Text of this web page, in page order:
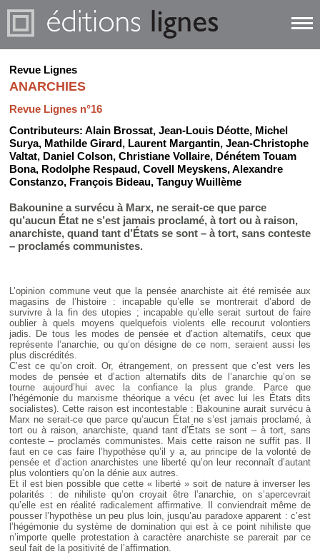
Revue Lignes
ANARCHIES
Revue Lignes n°16
Contributeurs: Alain Brossat, Jean-Louis Déotte, Michel
Surya, Mathilde Girard, Laurent Margantin, Jean-Christophe
Valtat, Daniel Colson, Christiane Vollaire, Dénétem Touam
Bona, Rodolphe Respaud, Covell Meyskens,Alexandre
Constanzo, François Bideau, Tanguy Wuillème
Bakounine a survécu à Marx, ne serait-ce que parce
qu’aucun État ne s’est jamais proclamé, à tort ou à raison,
anarchiste, quand tant d’États se sont – à tort, sans conteste
– proclamés communistes.
L’opinion commune veut que la pensée anarchiste ait été remisée aux
magasins de l’histoire : incapable qu’elle se montrerait d’abord de
survivre à la fin des utopies ; incapable qu’elle serait surtout de faire
oublier à quels moyens quelquefois violents elle recourut volontiers
jadis. De tous les modes de pensée et d’action alternatifs, ceux que
représente l’anarchie, ou qu’on désigne de ce nom, seraient aussi les
plus discrédités.
C’est ce qu’on croit. Or, étrangement, on pressent que c’est vers les
modes de pensée et d’action alternatifs dits de l’anarchie qu’on se
tourne aujourd’hui avec la confiance la plus grande. Parce que
l’hégémonie du marxisme théorique a vécu (et avec lui les États dits
socialistes). Cette raison est incontestable : Bakounine aurait survécu à
Marx ne serait-ce que parce qu’aucun État ne s’est jamais proclamé, à
tort ou à raison, anarchiste, quand tant d’États se sont – à tort, sans
conteste – proclamés communistes. Mais cette raison ne suffit pas. Il
faut en ce cas faire l’hypothèse qu’il y a, au principe de la volonté de
pensée et d’action anarchistes une liberté qu’on leur reconnaît d’autant
plus volontiers qu’on la dénie aux autres.
Et il est bien possible que cette « liberté » soit de nature à inverser les
polarités : de nihiliste qu’on croyait être l’anarchie, on s’apercevrait
qu’elle est en réalité radicalement affirmative. Il conviendrait même de
pousser l’hypothèse un peu plus loin, jusqu’au paradoxe apparent : c’est
l’hégémonie du système de domination qui est à ce point nihiliste que
n’importe quelle protestation à caractère anarchiste se parerait par ce
seul fait de la positivité de l’affirmation.